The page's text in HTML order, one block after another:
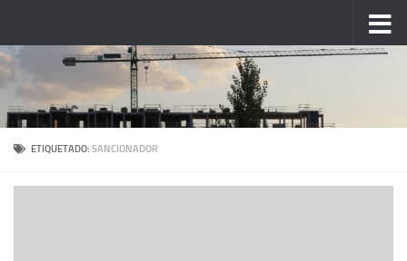
ETIQUETADO: SANCIONADOR